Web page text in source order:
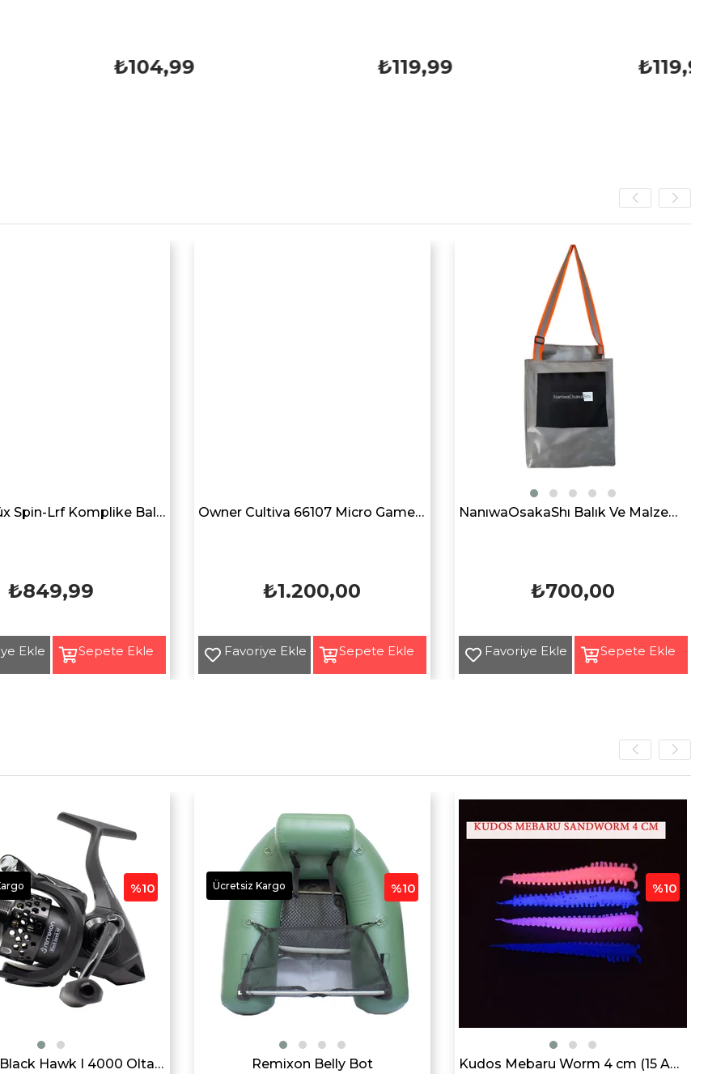
Avlivari Lüx Spin-Lrf Komplike Balıkçı Aksesuar Yan Bel Çantası HAKİ YEŞİL
₺849,99
Owner Cultiva 66107 Micro Game PE 4x 150mt Orange İp Misina
₺1.200,00
Yeni
Ürün
NanıwaOsakaShı Balık Ve Malzeme Çantası
₺700,00
Yeni
Ürün
Remixon Black Hawk I 4000 Olta Makarası
%10
Remixon Belly Bot
%10
Ücretsiz Kargo
Kudos Mebaru Worm 4 cm (15 Adet)
%10